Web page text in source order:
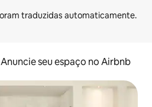
Anuncie seu espaço no Airbnb